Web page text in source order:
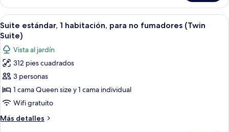
(Family
Suite)
familiar,
para
no
fumadores,
cocineta
(Family
Suite)
Abrir
todas
las
fotos
de
Suite
estándar,
1
habitación,
para
Habitación de hotel con dos camas,
10
Suite estándar, 1 habitación, para no fumadores (Twin
Suite)
Vista al jardín
312 pies cuadrados
3 personas
1 cama Queen size y 1 cama individual
Wifi gratuito
Más detalles
Más